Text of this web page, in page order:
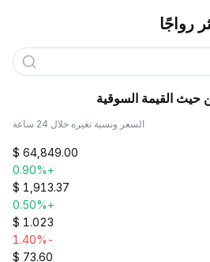
رواجًا
حيث القيمة السوقية
السعر ونسبة تغيره خلال 24 ساعة
$ 64,849.00
+0.90%
$ 1,913.37
+0.50%
$ 1.023
-1.40%
$ 73.60